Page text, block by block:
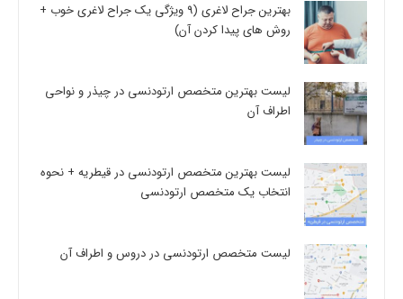
بهترین جراح لاغری (9 ویژگی یک جراح لاغری خوب +
روش های پیدا کردن آن)
لیست بهترین متخصص ارتودنسی در چیذر و نواحی
اطراف آن
لیست بهترین متخصص ارتودنسی در قیطریه + نحوه
انتخاب یک متخصص ارتودنسی
لیست متخصص ارتودنسی در دروس و اطراف آن